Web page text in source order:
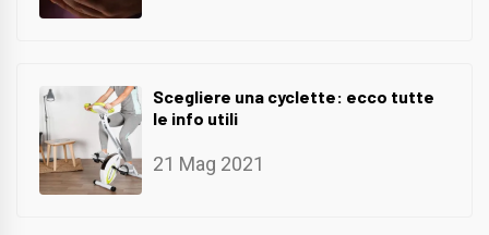
Scegliere una cyclette: ecco tutte
le info utili
21 Mag 2021